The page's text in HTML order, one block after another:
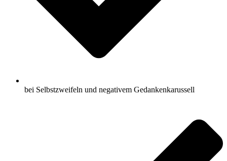
bei Selbstzweifeln und negativem Gedankenkarussell